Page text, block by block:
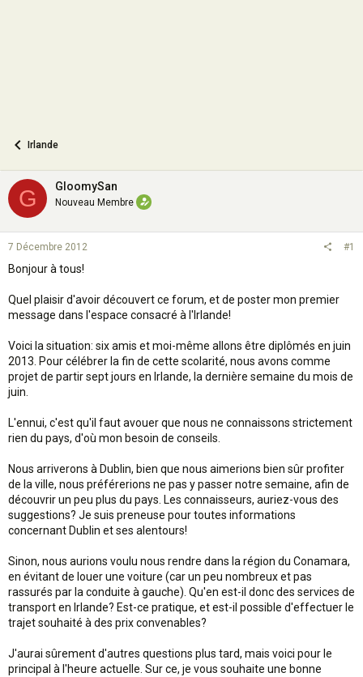
Irlande
G GloomySan
Nouveau Membre
7 Décembre 2012 #1
Bonjour à tous!
Quel plaisir d'avoir découvert ce forum, et de poster mon premier
message dans l'espace consacré à l'Irlande!
Voici la situation: six amis et moi-même allons être diplômés en juin
2013. Pour célébrer la fin de cette scolarité, nous avons comme
projet de partir sept jours en Irlande, la dernière semaine du mois de
juin.
L'ennui, c'est qu'il faut avouer que nous ne connaissons strictement
rien du pays, d'où mon besoin de conseils.
Nous arriverons à Dublin, bien que nous aimerions bien sûr profiter
de la ville, nous préférerions ne pas y passer notre semaine, afin de
découvrir un peu plus du pays. Les connaisseurs, auriez-vous des
suggestions? Je suis preneuse pour toutes informations
concernant Dublin et ses alentours!
Sinon, nous aurions voulu nous rendre dans la région du Conamara,
en évitant de louer une voiture (car un peu nombreux et pas
rassurés par la conduite à gauche). Qu'en est-il donc des services de
transport en Irlande? Est-ce pratique, et est-il possible d'effectuer le
trajet souhaité à des prix convenables?
J'aurai sûrement d'autres questions plus tard, mais voici pour le
principal à l'heure actuelle. Sur ce, je vous souhaite une bonne